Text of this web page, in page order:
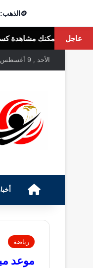
🪙الذهب:
عاجل
الشمس الكلي 2026؟
الأحد , 9 أغسطس 2026
الرئيسية
رياضة
موعد